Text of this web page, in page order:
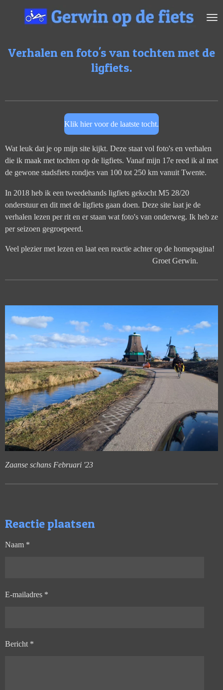
direct
hoofdinhoud
Verhalen en foto's van tochten met de
ligfiets.
Klik hier voor de laatste tocht.
Wat leuk dat je op mijn site kijkt. Deze staat vol foto's en verhalen
die ik maak met tochten op de ligfiets. Vanaf mijn 17e reed ik al met
de gewone stadsfiets rondjes van 100 tot 250 km vanuit Twente.
In 2018 heb ik een tweedehands ligfiets gekocht M5 28/20
onderstuur en dit met de ligfiets gaan doen. Deze site laat je de
verhalen lezen per rit en er staan wat foto's van onderweg. Ik heb ze
per seizoen gegroepeerd.
Veel plezier met lezen en laat een reactie achter op de homepagina!
Groet Gerwin.
Zaanse schans Februari '23
Reactie plaatsen
Naam *
E-mailadres *
Bericht *